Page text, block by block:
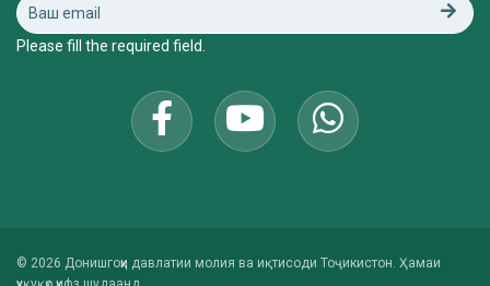
Please fill the required field.
© 2026 Донишгоҳи давлатии молия ва иқтисоди Тоҷикистон. Ҳамаи